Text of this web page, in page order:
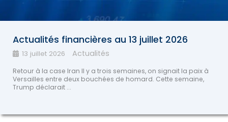
Actualités financières au 13 juillet 2026
13 juillet 2026 Actualités
Retour à la case Iran Il y a trois semaines, on signait la paix à
Versailles entre deux bouchées de homard. Cette semaine,
Trump déclarait ...